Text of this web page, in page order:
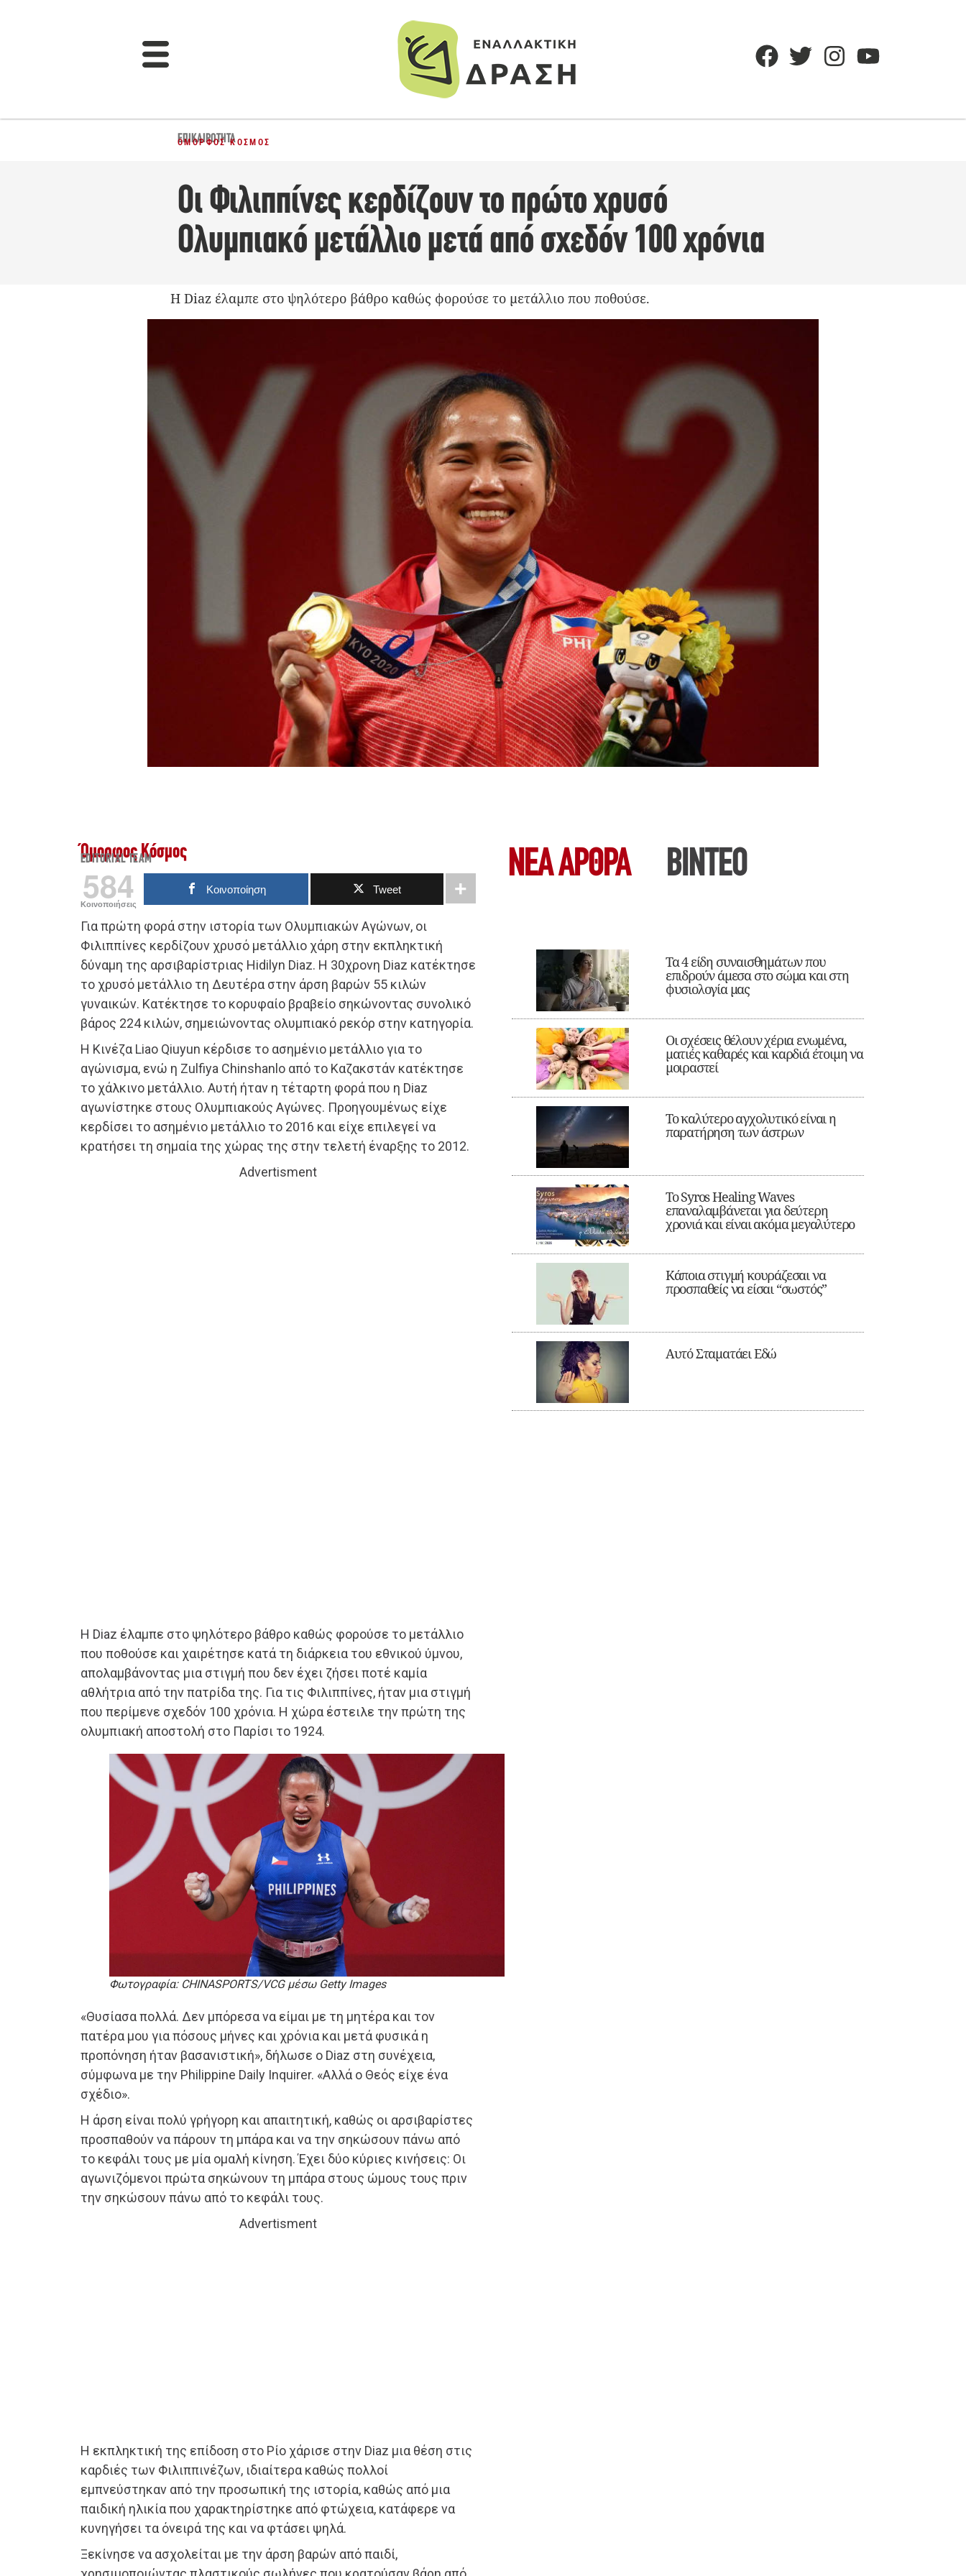
ΕΠΙΚΑΙΡΌΤΗΤΑ
ΌΜΟΡΦΟΣ ΚΌΣΜΟΣ
Οι Φιλιππίνες κερδίζουν το πρώτο χρυσό
Ολυμπιακό μετάλλιο μετά από σχεδόν 100 χρόνια
Η Diaz έλαμπε στο ψηλότερο βάθρο καθώς φορούσε το μετάλλιο που ποθούσε.
Όμορφος Κόσμος
EDITORIAL TEAM
584
Κοινοποιήσεις
Κοινοποίηση Tweet
Για πρώτη φορά στην ιστορία των Ολυμπιακών Αγώνων, οι
Φιλιππίνες κερδίζουν χρυσό μετάλλιο χάρη στην εκπληκτική
δύναμη της αρσιβαρίστριας Hidilyn Diaz. Η 30χρονη Diaz κατέκτησε
το χρυσό μετάλλιο τη Δευτέρα στην άρση βαρών 55 κιλών
γυναικών. Κατέκτησε το κορυφαίο βραβείο σηκώνοντας συνολικό
βάρος 224 κιλών, σημειώνοντας ολυμπιακό ρεκόρ στην κατηγορία.
Η Κινέζα Liao Qiuyun κέρδισε το ασημένιο μετάλλιο για το
αγώνισμα, ενώ η Zulfiya Chinshanlo από το Καζακστάν κατέκτησε
το χάλκινο μετάλλιο. Αυτή ήταν η τέταρτη φορά που η Diaz
αγωνίστηκε στους Ολυμπιακούς Αγώνες. Προηγουμένως είχε
κερδίσει το ασημένιο μετάλλιο το 2016 και είχε επιλεγεί να
κρατήσει τη σημαία της χώρας της στην τελετή έναρξης το 2012.
Advertisment
Η Diaz έλαμπε στο ψηλότερο βάθρο καθώς φορούσε το μετάλλιο
που ποθούσε και χαιρέτησε κατά τη διάρκεια του εθνικού ύμνου,
απολαμβάνοντας μια στιγμή που δεν έχει ζήσει ποτέ καμία
αθλήτρια από την πατρίδα της. Για τις Φιλιππίνες, ήταν μια στιγμή
που περίμενε σχεδόν 100 χρόνια. Η χώρα έστειλε την πρώτη της
ολυμπιακή αποστολή στο Παρίσι το 1924.
Φωτογραφία: CHINASPORTS/VCG μέσω Getty Images
«Θυσίασα πολλά. Δεν μπόρεσα να είμαι με τη μητέρα και τον
πατέρα μου για πόσους μήνες και χρόνια και μετά φυσικά η
προπόνηση ήταν βασανιστική», δήλωσε ο Diaz στη συνέχεια,
σύμφωνα με την Philippine Daily Inquirer. «Αλλά ο Θεός είχε ένα
σχέδιο».
Η άρση είναι πολύ γρήγορη και απαιτητική, καθώς οι αρσιβαρίστες
προσπαθούν να πάρουν τη μπάρα και να την σηκώσουν πάνω από
το κεφάλι τους με μία ομαλή κίνηση. Έχει δύο κύριες κινήσεις: Οι
αγωνιζόμενοι πρώτα σηκώνουν τη μπάρα στους ώμους τους πριν
την σηκώσουν πάνω από το κεφάλι τους.
Advertisment
Η εκπληκτική της επίδοση στο Ρίο χάρισε στην Diaz μια θέση στις
καρδιές των Φιλιππινέζων, ιδιαίτερα καθώς πολλοί
εμπνεύστηκαν από την προσωπική της ιστορία, καθώς από μια
παιδική ηλικία που χαρακτηρίστηκε από φτώχεια, κατάφερε να
κυνηγήσει τα όνειρά της και να φτάσει ψηλά.
Ξεκίνησε να ασχολείται με την άρση βαρών από παιδί,
ΝΕΑ ΆΡΘΡΑ ΒΙΝΤΕΟ
Τα 4 είδη συναισθημάτων που
επιδρούν άμεσα στο σώμα και στη
φυσιολογία μας
Οι σχέσεις θέλουν χέρια ενωμένα,
ματιές καθαρές και καρδιά έτοιμη να
μοιραστεί
Το καλύτερο αγχολυτικό είναι η
παρατήρηση των άστρων
Το Syros Healing Waves
επαναλαμβάνεται για δεύτερη
χρονιά και είναι ακόμα μεγαλύτερο
Κάποια στιγμή κουράζεσαι να
προσπαθείς να είσαι “σωστός”
Αυτό Σταματάει Εδώ